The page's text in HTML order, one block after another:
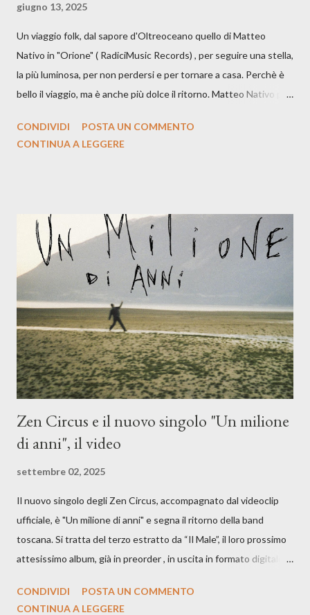
giugno 13, 2025
Un viaggio folk, dal sapore d'Oltreoceano quello di Matteo
Nativo in "Orione" ( RadiciMusic Records) , per seguire una stella,
la più luminosa, per non perdersi e per tornare a casa. Perchè è
bello il viaggio, ma è anche più dolce il ritorno. Matteo Nativo per
indubbiamente matura e consapevole oltre che con ottimi
Dicevamo. Ed è da qui che il nostro inizia questo concept
musicale, con " Che ora è" , raccontando la separazione dalla
moglie, del senso di sconfitta e del caldo afoso che opprime,
giusta condizione di sopraffazione: "Non so che ora è, che giorno
è, di questa estate che...". E' raro fare uscire come singolo una
cover, ma...
CONDIVIDI
POSTA UN COMMENTO
CONTINUA A LEGGERE
Zen Circus e il nuovo singolo "Un milione
di anni", il video
settembre 02, 2025
Il nuovo singolo degli Zen Circus, accompagnato dal videoclip
ufficiale, è "Un milione di anni" e segna il ritorno della band
toscana. Si tratta del terzo estratto da “Il Male”, il loro prossimo
attesissimo album, già in preorder , in uscita in formato digitale il
Records. GUARDA IL VIDEO: CREDITI Produced by A71
CONDIVIDI
POSTA UN COMMENTO
CONTINUA A LEGGERE